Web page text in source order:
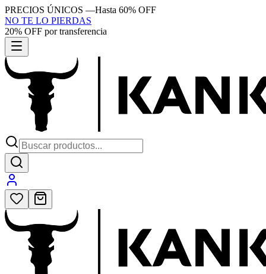
PRECIOS ÚNICOS —Hasta 60% OFF
NO TE LO PIERDAS
20% OFF por transferencia